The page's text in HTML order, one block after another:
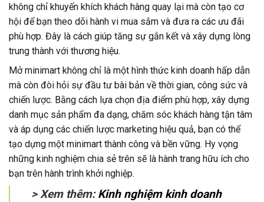
không chỉ khuyến khích khách hàng quay lại mà còn tạo cơ
hội để bạn theo dõi hành vi mua sắm và đưa ra các ưu đãi
phù hợp. Đây là cách giúp tăng sự gắn kết và xây dựng lòng
trung thành với thương hiệu.
Mở minimart không chỉ là một hình thức kinh doanh hấp dẫn
mà còn đòi hỏi sự đầu tư bài bản về thời gian, công sức và
chiến lược. Bằng cách lựa chọn địa điểm phù hợp, xây dựng
danh mục sản phẩm đa dạng, chăm sóc khách hàng tận tâm
và áp dụng các chiến lược marketing hiệu quả, bạn có thể
tạo dựng một minimart thành công và bền vững. Hy vọng
những kinh nghiệm chia sẻ trên sẽ là hành trang hữu ích cho
bạn trên hành trình khởi nghiệp.
> Xem thêm:Kinh nghiệm kinh doanh